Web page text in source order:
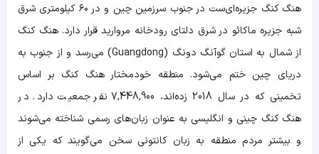
هنگ کنگ جزیره‌ای‌ست در جنوب سرزمین چین و در ۶۰ کیلومتری شرق
شبه جزیره ماکائو در شرق دلتای رودخانه مروارید قرار دارد. هنگ کنگ
از شمال به استان گوآنگ دونگ (Guangdong) می‌رسد و از جنوب به
دریای چین ختم می‌شود. منطقه خودمختار هنگ کنگ بر اساس
تخمینی که در سال 2018 زده‌اند، 7,448,900 نفر جمعیت دارد. در
هنگ کنگ چینی و انگلیسی به عنوان زبان‌های رسمی شناخته می‌شوند
و بیشتر مردم منطقه به زبان کانتونی سخن می‌گویند که یکی از